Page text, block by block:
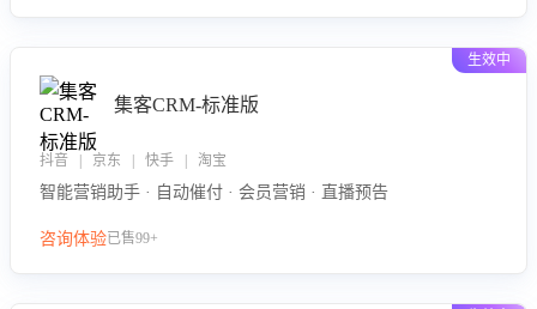
生效中
集客CRM-标准版
抖音 | 京东 | 快手 | 淘宝
智能营销助手 · 自动催付 · 会员营销 · 直播预告
咨询体验已售99+